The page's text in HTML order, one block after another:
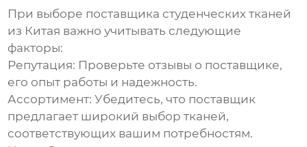
При выборе поставщика студенческих тканей
из Китая важно учитывать следующие
факторы:
Репутация: Проверьте отзывы о поставщике,
его опыт работы и надежность.
Ассортимент: Убедитесь, что поставщик
предлагает широкий выбор тканей,
соответствующих вашим потребностям.